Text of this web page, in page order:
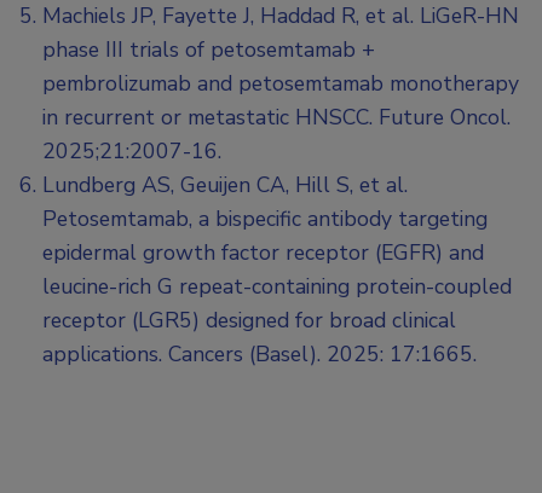
Machiels JP, Fayette J, Haddad R, et al. LiGeR-HN
phase III trials of petosemtamab +
pembrolizumab and petosemtamab monotherapy
in recurrent or metastatic HNSCC. Future Oncol.
2025;21:2007-16.
Lundberg AS, Geuijen CA, Hill S, et al.
Petosemtamab, a bispecific antibody targeting
epidermal growth factor receptor (EGFR) and
leucine-rich G repeat-containing protein-coupled
receptor (LGR5) designed for broad clinical
applications. Cancers (Basel). 2025: 17:1665.